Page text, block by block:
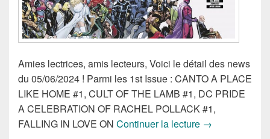
Amies lectrices, amis lecteurs, Voici le détail des news
du 05/06/2024 ! Parmi les 1st Issue : CANTO A PLACE
LIKE HOME #1, CULT OF THE LAMB #1, DC PRIDE
A CELEBRATION OF RACHEL POLLACK #1,
FALLING IN LOVE ON Continuer la lecture Sorties des
→